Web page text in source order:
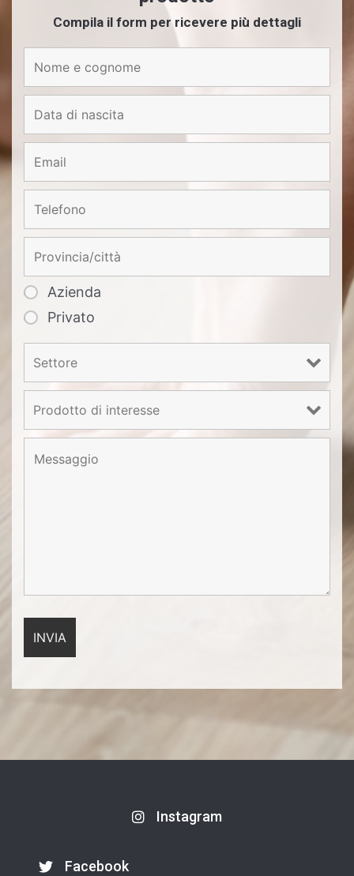
Compila il form per ricevere più dettagli
Azienda
Privato
Instagram
Facebook